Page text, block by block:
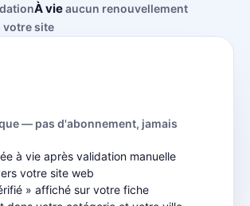
À vieaucun renouvellement
votre site
— pas d'abonnement, jamais
à vie après validation manuelle
votre site web
» affiché sur votre fiche